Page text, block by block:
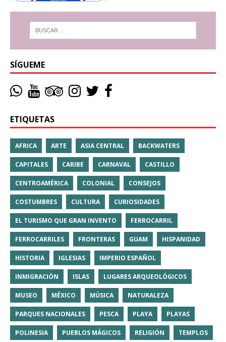
SÍGUEME
ETIQUETAS
AFRICA ARTE ASIA CENTRAL BACKWATERS
CAPITALES CARIBE CARNAVAL CASTILLO
CENTROAMÉRICA COLONIAL CONSEJOS
COSTUMBRES CULTURA CURIOSIDADES
EL TURISMO QUE GRAN INVENTO FERROCARRIL
FERROCARRILES FRONTERAS GUAM HISPANIDAD
HISTORIA IGLESIAS IMPERIO ESPAÑOL
INMIGRACIÓN ISLAS LUGARES ARQUEOLÓGICOS
MUSEO MÉXICO MÚSICA NATURALEZA
PARQUES NACIONALES PESCA PLAYA PLAYAS
POLINESIA PUEBLOS MÁGICOS RELIGIÓN TEMPLOS